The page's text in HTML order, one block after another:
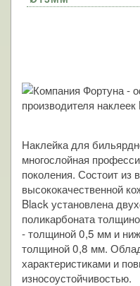
Наклейка для
многослойная
поколения. Состоит из
высококачественной
Black установлена
поликарбоната
- толщиной 0,5 мм и
толщиной 0,8 мм.
характеристиками и
износоустойчивостью.